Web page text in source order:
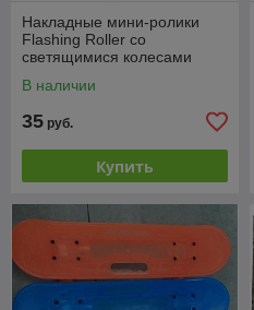
Накладные мини-ролики
Flashing Roller со
светящимися колесами
В наличии
35 руб.
Купить